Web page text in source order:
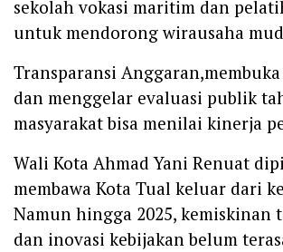
sekolah vokasi maritim dan
untuk mendorong wirausaha
Transparansi Anggaran,membuka
dan menggelar evaluasi publik
masyarakat bisa menilai kinerja
Wali Kota Ahmad Yani Renuat
membawa Kota Tual keluar dari
Namun hingga 2025, kemiskinan
dan inovasi kebijakan belum